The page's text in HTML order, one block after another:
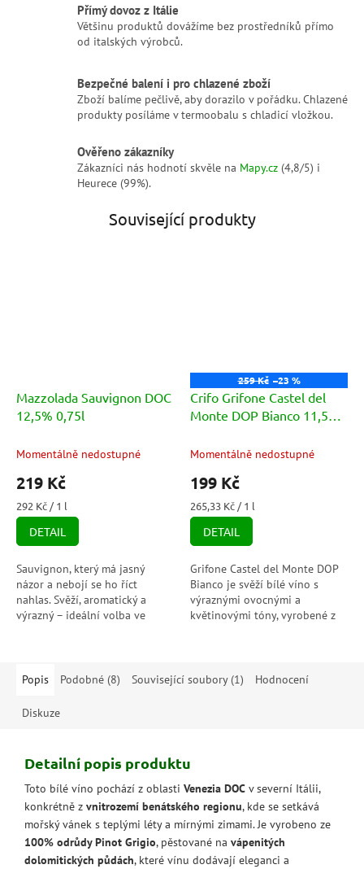
Přímý dovoz z Itálie
Většinu produktů dovážíme bez prostředníků přímo
od italských výrobců.
Bezpečné balení i pro chlazené zboží
Zboží balíme pečlivě, aby dorazilo v pořádku. Chlazené
produkty posíláme v termoobalu s chladicí vložkou.
Ověřeno zákazníky
Zákazníci nás hodnotí skvěle na Mapy.cz (4,8/5) i
Heurece (99%).
Související produkty
Mazzolada Sauvignon DOC
12,5% 0,75l
Momentálně nedostupné
219 Kč
Měrná
cena:
292 Kč / 1 l
DETAIL
Sauvignon, který má jasný
názor a nebojí se ho říct
nahlas. Svěží, aromatický a
výrazný – ideální volba ve
259 Kč –23 %
Crifo Grifone Castel del
Monte DOP Bianco 11,5%
Momentálně nedostupné
199 Kč
Měrná
cena:
265,33 Kč / 1 l
DETAIL
Grifone Castel del Monte DOP
Bianco je svěží bílé víno s
výraznými ovocnými a
květinovými tóny, vyrobené z
Popis
Podobné (8) Související soubory (1) Hodnocení
Diskuze
Detailní popis produktu
Toto bílé víno pochází z oblasti Venezia DOC v severní Itálii,
konkrétně z vnitrozemí benátského regionu, kde se setkává
mořský vánek s teplými léty a mírnými zimami. Je vyrobeno ze
100% odrůdy Pinot Grigio, pěstované na vápenitých
dolomitických půdách, které vínu dodávají eleganci a